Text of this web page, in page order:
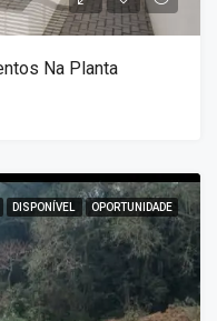
Na Planta
DISPONÍVEL OPORTUNIDADE